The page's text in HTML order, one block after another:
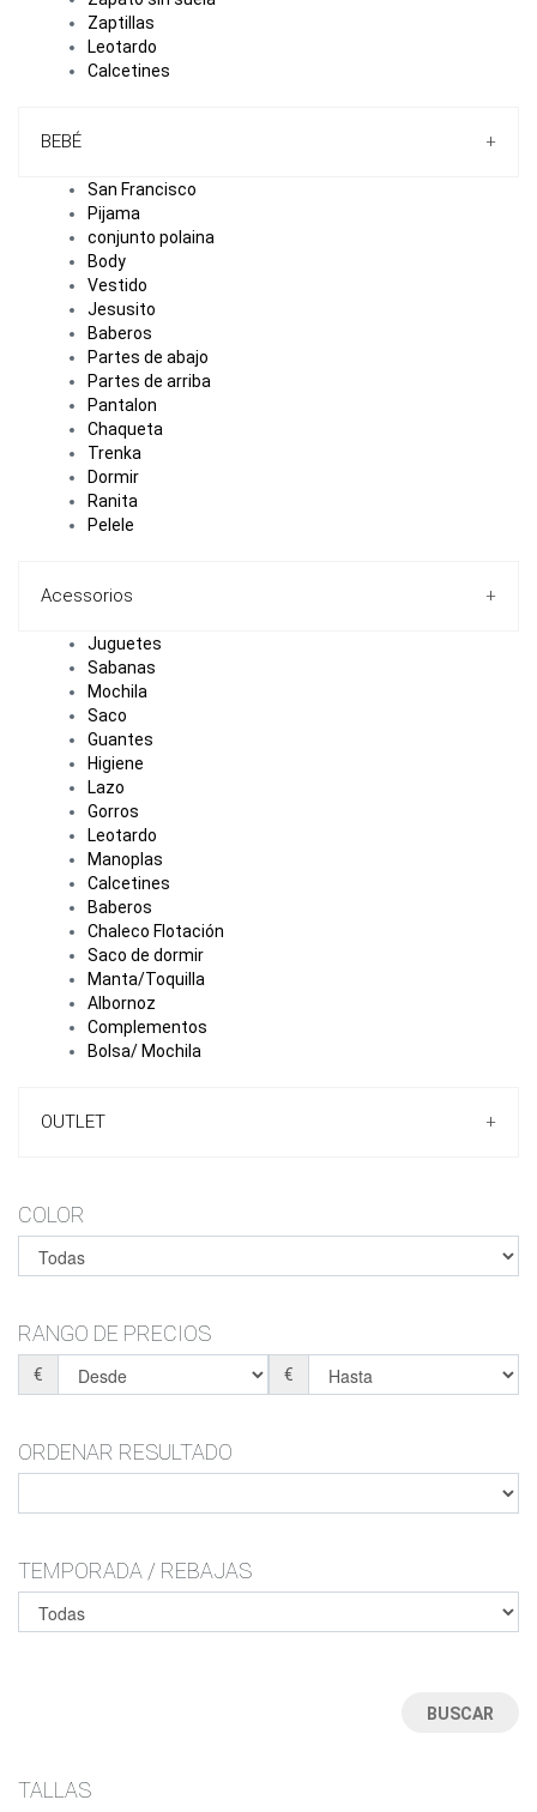
Zaptillas
Leotardo
Calcetines
BEBÉ +
San Francisco
Pijama
conjunto polaina
Body
Vestido
Jesusito
Baberos
Partes de abajo
Partes de arriba
Pantalon
Chaqueta
Trenka
Dormir
Ranita
Pelele
Acessorios +
Juguetes
Sabanas
Mochila
Saco
Guantes
Higiene
Lazo
Gorros
Leotardo
Manoplas
Calcetines
Baberos
Chaleco Flotación
Saco de dormir
Manta/Toquilla
Albornoz
Complementos
Bolsa/ Mochila
OUTLET +
COLOR
RANGO DE PRECIOS
€ €
ORDENAR RESULTADO
TEMPORADA / REBAJAS
TALLAS